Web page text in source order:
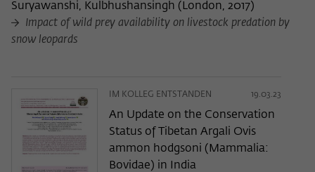
Suryawanshi, Kulbhushansingh ( London, 2017)
Impact of wild prey availability on livestock predation by
snow leopards
IM KOLLEG ENTSTANDEN 19.03.23
An Update on the Conservation
Status of Tibetan Argali Ovis
ammon hodgsoni (Mammalia:
Bovidae) in India